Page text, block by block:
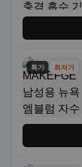
특가 최저가